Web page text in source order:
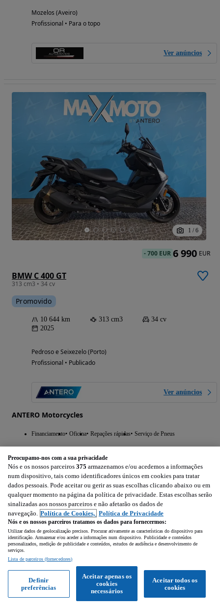
Mozelos (Aveiro)
Profissional • Para o topo
Ver anúncios
1 / 6
BMW C 400 GT
313 cm3 • 34 cv
Promovido
10 644 km 313 cm3
34 cv
2025
Pedroso e Seixezelo (Porto)
Profissional • Publicado
Ver anúncios
ANTERO Motorcycles
Financiamento Oficina Repações rápidas Serviço de Pneus
-700 EUR 6 990 EUR
Preocupamo-nos com a sua privacidade
Nós e os nossos parceiros 375 armazenamos e/ou acedemos a informações
num dispositivo, tais como identificadores únicos em cookies para tratar
dados pessoais. Pode aceitar ou gerir as suas escolhas clicando abaixo ou em
qualquer momento na página da política de privacidade. Estas escolhas serão
sinalizadas aos nossos parceiros e não afetarão os dados de
navegação. Política de Cookies, Política de Privacidade
Nós e os nossos parceiros tratamos os dados para fornecermos:
Utilizar dados de geolocalização precisos. Procurar ativamente as características do dispositivo para
identificação. Armazenar e/ou aceder a informações num dispositivo. Publicidade e conteúdos
personalizados, medição de publicidade e conteúdos, estudos de audiência e desenvolvimento de
serviços.
Lista de parceiros (fornecedores)
Aceitar todos os
cookies
Aceitar apenas os
cookies
necessários
Definir
preferências